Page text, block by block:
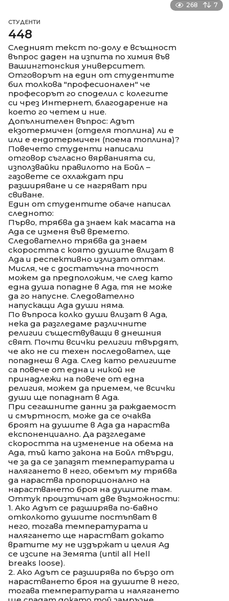
268 7
СТУДЕНТИ
448
Следният текст по-долу е всъщност
въпрос даден на изпита по химия във
Вашингтонския университет.
Отговорът на един от студентите
бил толкова "професионален" че
професорът го споделил с колегите
си чрез Интернет, благодарение на
което го четем и ние.
Допълнителен въпрос: Адът
екзотермичен (отделя топлина) ли е
или е ендотермичен (поема топлина)?
Повечето студенти написали
отговор съгласно вярванията си,
използвайки правилото на Бойл –
газовете се охлаждат при
разширяване и се нагряват при
свиване.
Един от студентите обаче написал
следното:
Първо, трябва да знаем как масата на
Ада се изменя във времето.
Следователно трябва да знаем
скоростта с която душите влизат в
Ада и респективно излизат оттам.
Мисля, че с достатъчна точност
можем да предположим, че след като
една душа попадне в Ада, тя не може
да го напусне. Следователно
напускащи Ада души няма.
По въпроса колко души влизат в Ада,
нека да разгледаме различните
религии съществуващи в днешния
свят. Почти всички религии твърдят,
че ако не си техен последовател, ще
попаднеш в Ада. След като религиите
са повече от една и никой не
принадлежи на повече от една
религия, можем да приемем, че всички
души ще попаднат в Ада.
При сегашните данни за раждаемост
и смъртност, може да се очаква
броят на душите в Ада да нараства
експоненциално. Да разгледаме
скоростта на изменение на обема на
Ада, тъй като закона на Бойл твърди,
че за да се запазят температурата и
налягането в него, обемът му трябва
да нараства пропорционално на
нарастването броя на душите там.
Оттук произтичат две възможности:
1. Ако Адът се разширява по-бавно
отколкото душите постъпват в
него, тогава температурата и
налягането ще нарастват докато
вратите му не издържат и целия Ад
се изсипе на Земята (until all Hell
breaks loose).
2. Ако Адът се разширява по бързо от
нарастването броя на душите в него,
тогава температурата и налягането